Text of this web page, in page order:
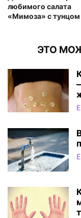
любимого салата
«Мимоза» с тунцом
ЭТО